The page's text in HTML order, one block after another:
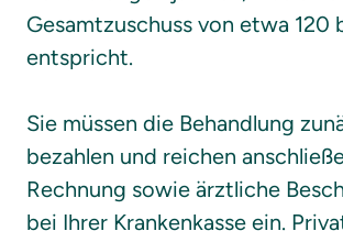
Gesamtzuschuss von etwa 120
entspricht.
Sie müssen die Behandlung
bezahlen und reichen
Rechnung sowie ärztliche
bei Ihrer Krankenkasse ein.